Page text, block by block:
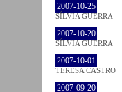
2007-10-25
SÍLVIA GUERRA
2007-10-20
SÍLVIA GUERRA
2007-10-01
TERESA CASTRO
2007-09-20